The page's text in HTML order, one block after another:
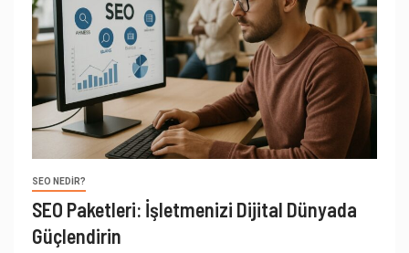
SEO NEDIR?
SEO Paketleri: İşletmenizi Dijital Dünyada
Güçlendirin